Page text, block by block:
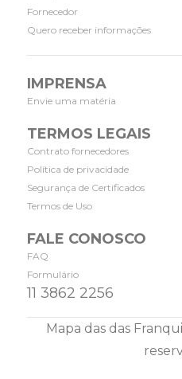
Fornecedor
Quero receber informações
IMPRENSA
Envie uma matéria
TERMOS LEGAIS
Contrato fornecedores
Política de privacidade
Segurança de Certificados
Termos de Uso
FALE CONOSCO
FAQ
Formulário
11 3862 2256
Mapa das das